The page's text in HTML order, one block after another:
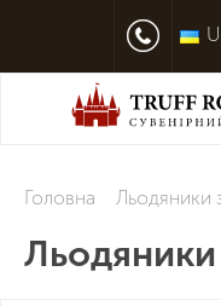
Головна Льодяники